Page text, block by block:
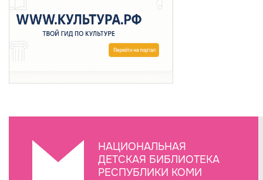
НАЦИОНАЛЬНАЯ
ДЕТСКАЯ БИБЛИОТЕКА
РЕСПУБЛИКИ КОМИ